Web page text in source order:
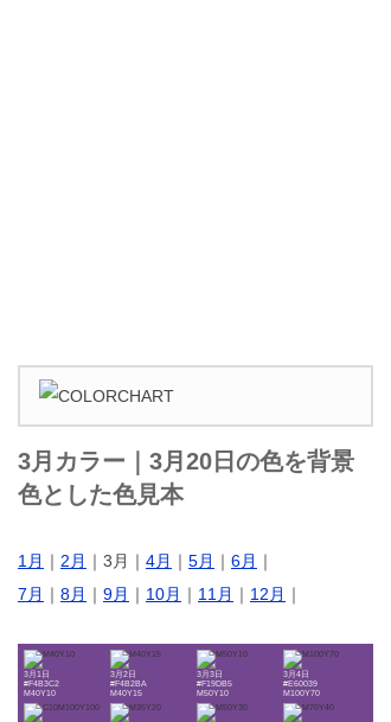
3月カラー｜3月20日の色を背景
色とした色見本
1月 ｜ 2月 ｜3月｜ 4月 ｜ 5月 ｜ 6月 ｜
7月 ｜ 8月 ｜ 9月 ｜ 10月 ｜ 11月 ｜ 12月 ｜
3月1日
#F4B3C2
M40Y10
3月2日
#F4B2BA
M40Y15
3月3日
#F19DB5
M50Y10
3月4日
#E60039
M100Y70